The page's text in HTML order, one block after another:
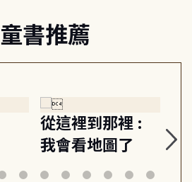
童書推薦
從這裡到那裡 :
我會看地圖了
美